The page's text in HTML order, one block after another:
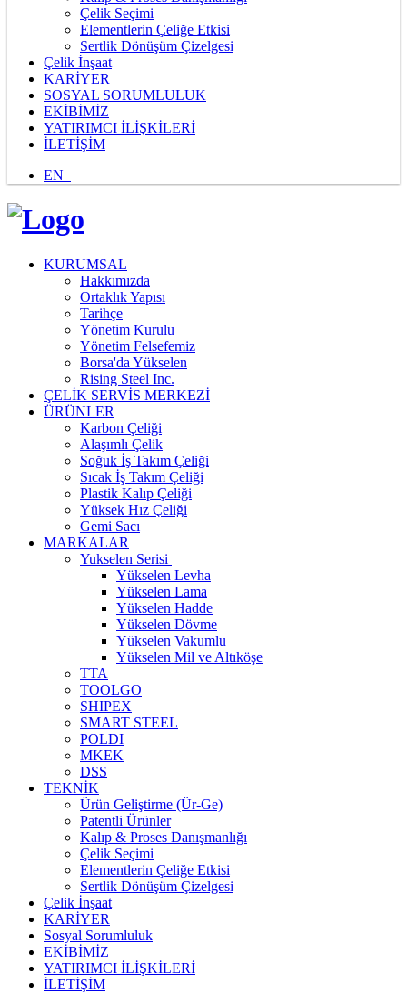
Çelik Seçimi
Elementlerin Çeliğe Etkisi
Sertlik Dönüşüm Çizelgesi
Çelik İnşaat
KARİYER
SOSYAL SORUMLULUK
EKİBİMİZ
YATIRIMCI İLİŞKİLERİ
İLETİŞİM
EN
KURUMSAL
Hakkımızda
Ortaklık Yapısı
Tarihçe
Yönetim Kurulu
Yönetim Felsefemiz
Borsa'da Yükselen
Rising Steel Inc.
ÇELİK SERVİS MERKEZİ
ÜRÜNLER
Karbon Çeliği
Alaşımlı Çelik
Soğuk İş Takım Çeliği
Sıcak İş Takım Çeliği
Plastik Kalıp Çeliği
Yüksek Hız Çeliği
Gemi Sacı
MARKALAR
Yukselen Serisi
Yükselen Levha
Yükselen Lama
Yükselen Hadde
Yükselen Dövme
Yükselen Vakumlu
Yükselen Mil ve Altıköşe
TTA
TOOLGO
SHIPEX
SMART STEEL
POLDI
MKEK
DSS
TEKNİK
Ürün Geliştirme (Ür-Ge)
Patentli Ürünler
Kalıp & Proses Danışmanlığı
Çelik Seçimi
Elementlerin Çeliğe Etkisi
Sertlik Dönüşüm Çizelgesi
Çelik İnşaat
KARİYER
Sosyal Sorumluluk
EKİBİMİZ
YATIRIMCI İLİŞKİLERİ
İLETİŞİM